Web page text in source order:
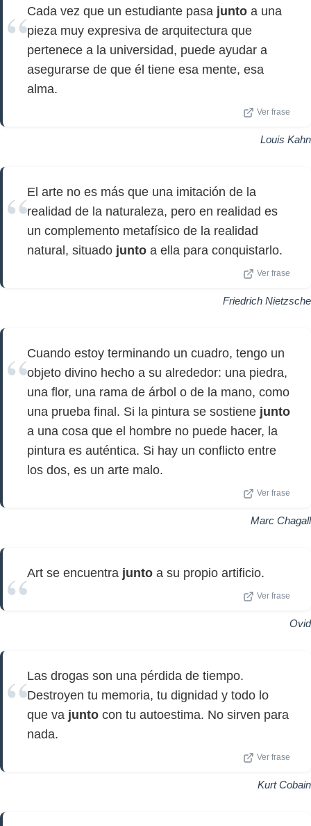
Cada vez que un estudiante pasa junto a una
pieza muy expresiva de arquitectura que
pertenece a la universidad, puede ayudar a
asegurarse de que él tiene esa mente, esa
alma.
Ver frase
Louis Kahn
El arte no es más que una imitación de la
realidad de la naturaleza, pero en realidad es
un complemento metafísico de la realidad
natural, situado junto a ella para conquistarlo.
Ver frase
Friedrich Nietzsche
Cuando estoy terminando un cuadro, tengo un
objeto divino hecho a su alrededor: una piedra,
una flor, una rama de árbol o de la mano, como
una prueba final. Si la pintura se sostiene junto
a una cosa que el hombre no puede hacer, la
pintura es auténtica. Si hay un conflicto entre
los dos, es un arte malo.
Ver frase
Marc Chagall
Art se encuentra junto a su propio artificio.
Ver frase
Ovid
Las drogas son una pérdida de tiempo.
Destroyen tu memoria, tu dignidad y todo lo
que va junto con tu autoestima. No sirven para
nada.
Ver frase
Kurt Cobain